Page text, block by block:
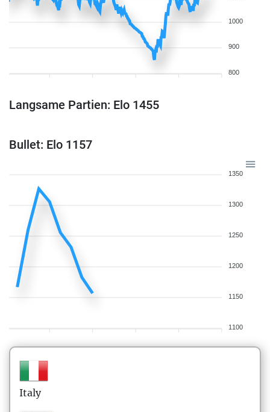
1000
900
800
Langsame Partien: Elo 1455
Bullet: Elo 1157
1350
1300
1250
1200
1150
1100
Italy